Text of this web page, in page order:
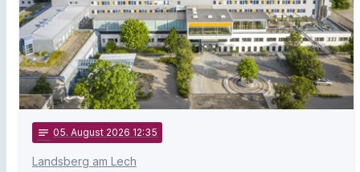
notes 05. August 2026 12:35
Landsberg am Lech